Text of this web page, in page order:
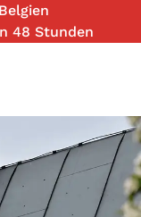
48 Stunden